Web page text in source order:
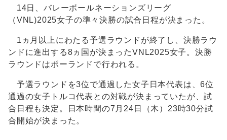
14日、バレーボールネーションズリーグ
（VNL)2025女子の準々決勝の試合日程が決まった。
1ヵ月以上にわたる予選ラウンドが終了し、決勝ラウ
ンドに進出する8ヵ国が決まったVNL2025女子。決勝
ラウンドはポーランドで行われる。
予選ラウンドを3位で通過した女子日本代表は、6位
通過の女子トルコ代表との対戦が決まっていたが、試
合日程も決定。日本時間の7月24日（木）23時30分試
合開始が決まった。